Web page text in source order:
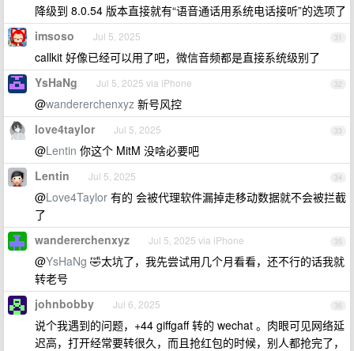
降级到 8.0.54 版本直接就有“语音通话用系统电话接听”的选项了
31
imsoso Jul 5, 2025
callkit 好像已经可以用了吧，微信音频都是直接系统级别了
32
YsHaNg Jul 5, 2025 via iPhone
@wandererchenxyz 新号风控
33
love4taylor Jul 5, 2025
@Lentin 你这个 MitM 没啥必要吧
34
Lentin Jul 5, 2025
@Love4Taylor 有的 会被代理软件漏掉走移动数据就不会被拦截
了
35
wandererchenxyz Jul 5, 2025 via iPhone
@YsHaNg 🤣太坑了，我先尝试用几个月看看，还不行的话我就
转老号
36
johnbobby Jul 6, 2025
说个我遇到的问题，+44 giffgaff 转的 wechat 。肉眼可见网络延
迟高，打开经常要转很久，而且抢红包的时候，别人都抢完了，